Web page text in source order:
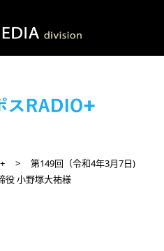
第149回（令和4年3月7日)
役 小野塚大祐様